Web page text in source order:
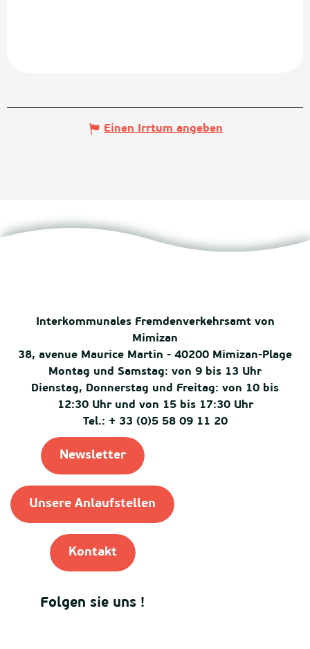
Einen Irrtum angeben
Interkommunales Fremdenverkehrsamt von
Mimizan
38, avenue Maurice Martin - 40200 Mimizan-Plage
Montag und Samstag: von 9 bis 13 Uhr
Dienstag, Donnerstag und Freitag: von 10 bis
12:30 Uhr und von 15 bis 17:30 Uhr
Tel.: + 33 (0)5 58 09 11 20
Newsletter
Unsere Anlaufstellen
Kontakt
Folgen sie uns !